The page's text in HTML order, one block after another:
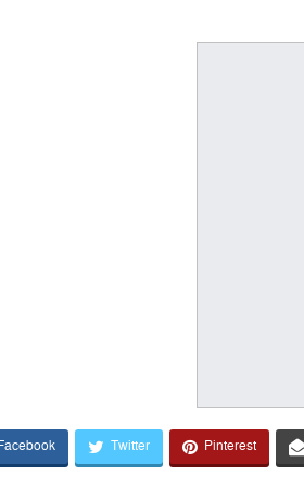
Twitter Pinterest